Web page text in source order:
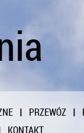
PRZEWÓZ
KONTAKT